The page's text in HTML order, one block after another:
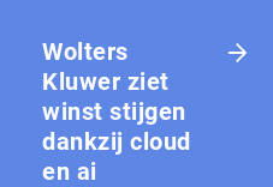
Wolters
Kluwer ziet
winst stijgen
dankzij cloud
en ai